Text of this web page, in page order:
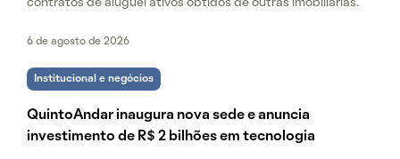
contratos de aluguel ativos obtidos de outras imobiliárias.
6 de agosto de 2026
Institucional e negócios
QuintoAndar inaugura nova sede e anuncia
investimento de R$ 2 bilhões em tecnologia